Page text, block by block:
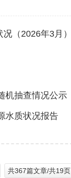
（2026年3月）
机抽查情况公示
水质状况报告
共367篇文章/共19页